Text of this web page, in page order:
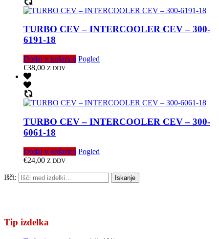
TURBO CEV – INTERCOOLER CEV – 300-
6191-18
Dodaj v košarico Pogled
€38,00 Z DDV
TURBO CEV – INTERCOOLER CEV – 300-
6061-18
Dodaj v košarico Pogled
€24,00 Z DDV
Išči: Iskanje
Tip izdelka